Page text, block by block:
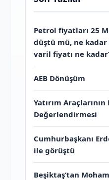
Petrol fiyatları 25
düştü mü, ne
varil fiyatı ne
AEB Dönüşüm
Yatırım
Değerlendirmesi
Cumhurbaşkanı
ile görüştü
Beşiktaş’tan